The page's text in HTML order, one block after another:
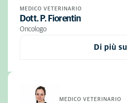
MEDICO VETERINARIO
Dott. P. Fiorentin
Oncologo
Di più su
MEDICO VETERINARIO